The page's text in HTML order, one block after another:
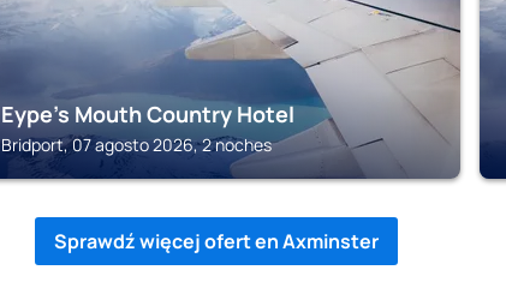
Eype's Mouth Country Hotel
Bridport, 07 agosto 2026, 2 noches
Sprawdź więcej ofert en Axminster